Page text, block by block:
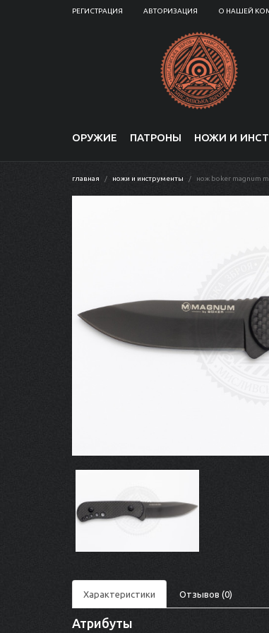
РЕГИСТРАЦИЯ АВТОРИЗАЦИЯ О НАШЕЙ
ОРУЖИЕ ПАТРОНЫ НОЖИ И
главная ножи и инструменты нож boker magnum
Характеристики Отзывов (0)
Атрибуты